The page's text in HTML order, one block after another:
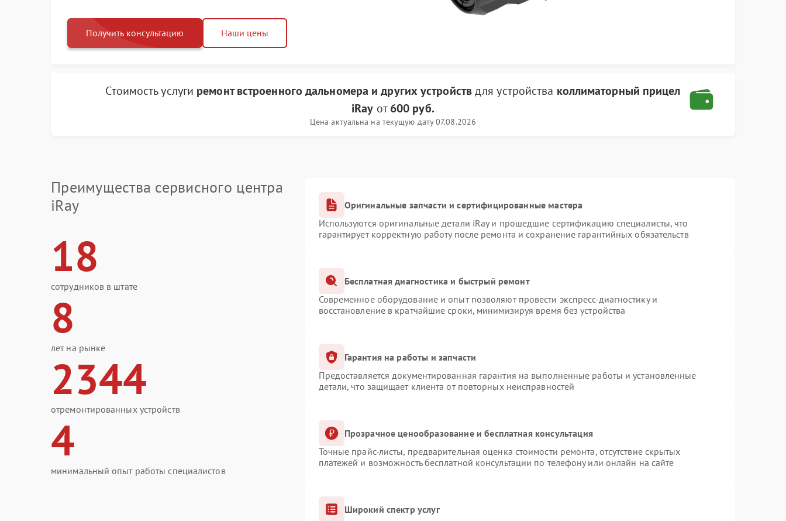
Получить консультацию Наши цены
Стоимость услуги ремонт встроенного дальномера и других устройствдля устройства коллиматорный прицел
iRay от600 руб.
Цена актуальна на текущую дату 07.08.2026
Преимущества сервисного центра
iRay
18
сотрудников в штате
8
лет на рынке
2344
отремонтированных устройств
4
минимальный опыт работы специалистов
Оригинальные запчасти и сертифицированные мастера
Используются оригинальные детали iRay и прошедшие сертификацию специалисты, что
гарантирует корректную работу после ремонта и сохранение гарантийных обязательств
Бесплатная диагностика и быстрый ремонт
Современное оборудование и опыт позволяют провести экспресс-диагностику и
восстановление в кратчайшие сроки, минимизируя время без устройства
Гарантия на работы и запчасти
Предоставляется документированная гарантия на выполненные работы и установленные
детали, что защищает клиента от повторных неисправностей
Прозрачное ценообразование и бесплатная консультация
Точные прайс-листы, предварительная оценка стоимости ремонта, отсутствие скрытых
платежей и возможность бесплатной консультации по телефону или онлайн на сайте
Широкий спектр услуг